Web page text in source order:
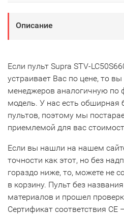
Описание
Если пульт Supra STV-
устраивает Вас по цене, то
менеджеров аналогичную по
модель. У нас есть обширная
пультов, поэтому мы
приемлемой для вас
Если вы нашли на нашем
точности как этот, но без
гораздо ниже, то, можете не
в корзину. Пульт без
материалов и прошел
Сертификат соответствия